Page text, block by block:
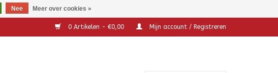
0 Artikelen - €0,00 Mijn account / Registreren
Nee Meer over cookies »